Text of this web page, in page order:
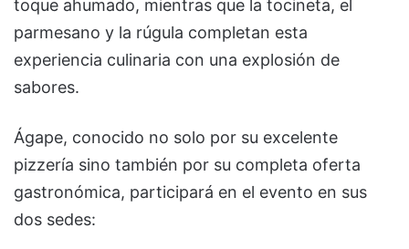
toque ahumado, mientras que la tocineta, el
parmesano y la rúgula completan esta
experiencia culinaria con una explosión de
sabores.
Ágape, conocido no solo por su excelente
pizzería sino también por su completa oferta
gastronómica, participará en el evento en sus
dos sedes: